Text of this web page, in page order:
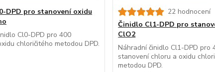
DPD pro stanovení oxidu
Cl0-DPD pro 400
chloričitého metodou DPD.
22 hodnocení
Činidlo Cl1-DPD pro
ClO2
Náhradní činidlo Cl1-DPD pro
stanovení chloru a oxidu
metodou DPD.